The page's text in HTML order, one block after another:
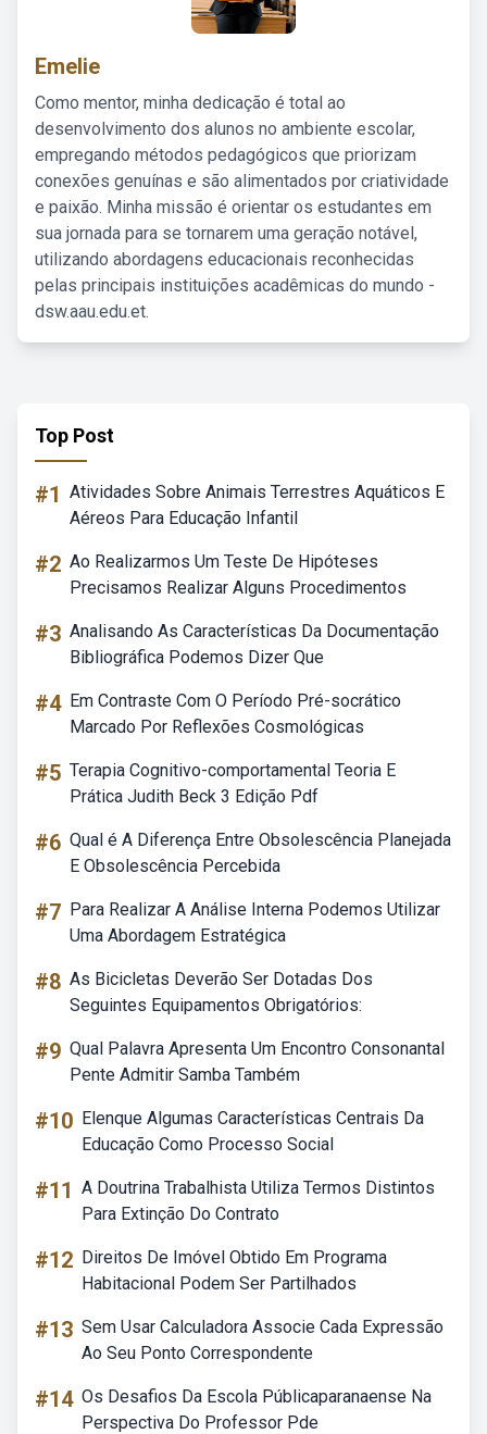
Emelie
Como mentor, minha dedicação é total ao
desenvolvimento dos alunos no ambiente escolar,
empregando métodos pedagógicos que priorizam
conexões genuínas e são alimentados por criatividade
e paixão. Minha missão é orientar os estudantes em
sua jornada para se tornarem uma geração notável,
utilizando abordagens educacionais reconhecidas
pelas principais instituições acadêmicas do mundo -
dsw.aau.edu.et.
Top Post
#1 Atividades Sobre Animais Terrestres Aquáticos E
Aéreos Para Educação Infantil
#2 Ao Realizarmos Um Teste De Hipóteses
Precisamos Realizar Alguns Procedimentos
#3 Analisando As Características Da Documentação
Bibliográfica Podemos Dizer Que
#4 Em Contraste Com O Período Pré-socrático
Marcado Por Reflexões Cosmológicas
#5 Terapia Cognitivo-comportamental Teoria E
Prática Judith Beck 3 Edição Pdf
#6 Qual é A Diferença Entre Obsolescência Planejada
E Obsolescência Percebida
#7 Para Realizar A Análise Interna Podemos Utilizar
Uma Abordagem Estratégica
#8 As Bicicletas Deverão Ser Dotadas Dos
Seguintes Equipamentos Obrigatórios:
#9 Qual Palavra Apresenta Um Encontro Consonantal
Pente Admitir Samba Também
#10 Elenque Algumas Características Centrais Da
Educação Como Processo Social
#11 A Doutrina Trabalhista Utiliza Termos Distintos
Para Extinção Do Contrato
#12 Direitos De Imóvel Obtido Em Programa
Habitacional Podem Ser Partilhados
#13 Sem Usar Calculadora Associe Cada Expressão
Ao Seu Ponto Correspondente
#14 Os Desafios Da Escola Públicaparanaense Na
Perspectiva Do Professor Pde